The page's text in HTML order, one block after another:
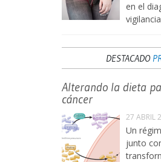
en el
DESTACADO
Alterando la dieta
cáncer
27 ABRIL
Un
junto